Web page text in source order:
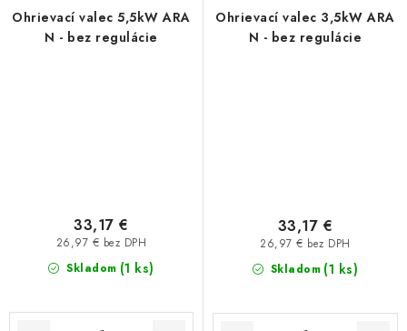
Ohrievací valec 5,5kW ARA
N - bez regulácie
Skladom (1 ks)
26,97 € bez DPH
33,17 €
Ohrievací valec 3,5kW ARA
N - bez regulácie
Skladom (1 ks)
26,97 € bez DPH
33,17 €